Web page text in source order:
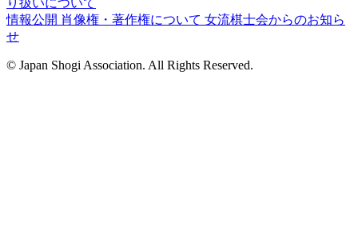
り扱いについて
情報公開 肖像権・著作権について 女流棋士会からのお知ら
せ
© Japan Shogi Association. All Rights Reserved.